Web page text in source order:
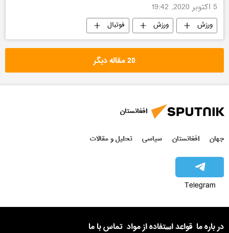
5 اکتوبر 2020, 19:42
ورزش ورزش
فوتبال
ورزش افغانستان
افغانستان
20 مقاله دیگر
افغانستان
جهان افغانستان سیاسی تحلیل و مقالات
Telegram
در باره ما قواعد استفاده از مواد تماس با ما